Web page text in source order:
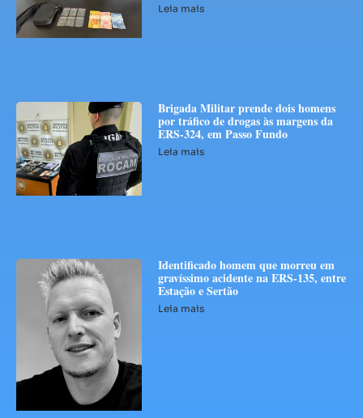
Leia mais
Brigada Militar prende dois homens
por tráfico de drogas às margens da
ERS-324, em Passo Fundo
Leia mais
Identificado homem que morreu em
gravíssimo acidente na ERS-135, entre
Estação e Sertão
Leia mais